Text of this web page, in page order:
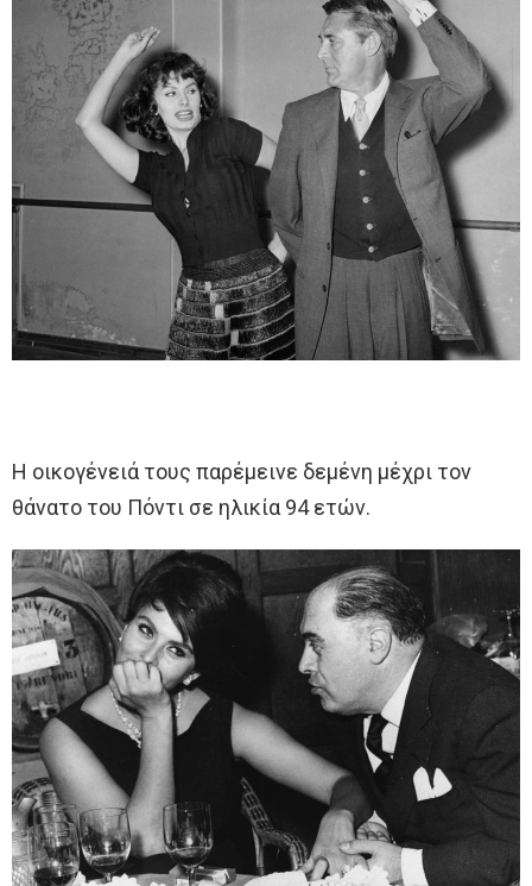
Η οικογένειά τους παρέμεινε δεμένη μέχρι τον
θάνατο του Πόντι σε ηλικία 94 ετών.